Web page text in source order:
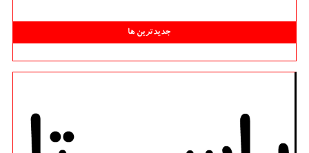
جدیدترین ها